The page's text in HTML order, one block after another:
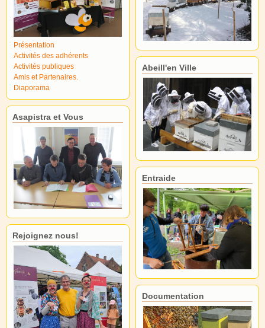
Présentation
Activités des adhérents
Activités publiques
Amis et Partenaires.
Diaporama
Asapistra et Vous
Rejoignez nous!
Abeill'en Ville
Entraide
Documentation